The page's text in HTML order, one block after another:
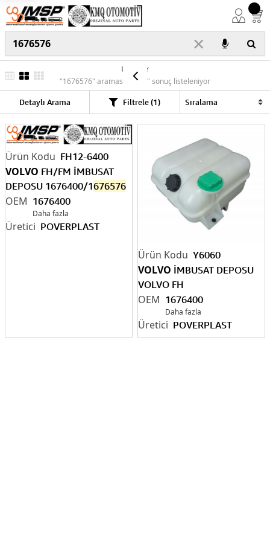
×
Ürünler
"1676576" araması için "2" sonuç listeleniyor
Detaylı Arama Filtrele (1)
FH12-6400
1676400
Daha fazla
VOLVO FH/FM İMBUSAT
DEPOSU 1676400/1676576
POVERPLAST
Y6060
1676400
Daha fazla
VOLVO İMBUSAT DEPOSU
VOLVO FH
POVERPLAST